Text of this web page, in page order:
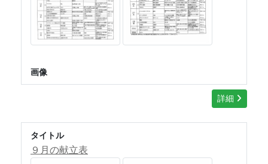
画像
詳細
タイトル
９月の献立表